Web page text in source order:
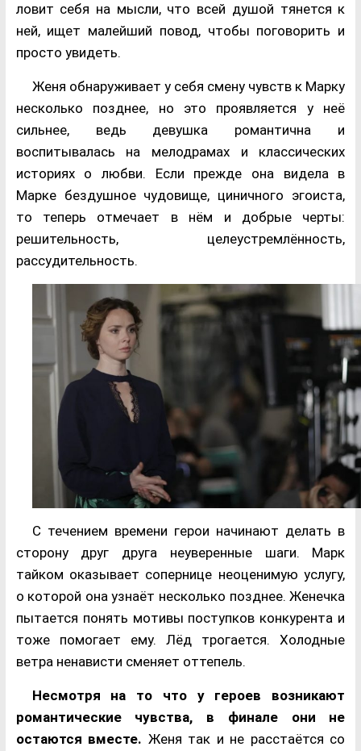
ловит себя на мысли, что всей душой тянется к
ней, ищет малейший повод, чтобы поговорить и
просто увидеть.
Женя обнаруживает у себя смену чувств к Марку
несколько позднее, но это проявляется у неё
сильнее, ведь девушка романтична и
воспитывалась на мелодрамах и классических
историях о любви. Если прежде она видела в
Марке бездушное чудовище, циничного эгоиста,
то теперь отмечает в нём и добрые черты:
решительность, целеустремлённость,
рассудительность.
С течением времени герои начинают делать в
сторону друг друга неуверенные шаги. Марк
тайком оказывает сопернице неоценимую услугу,
о которой она узнаёт несколько позднее. Женечка
пытается понять мотивы поступков конкурента и
тоже помогает ему. Лёд трогается. Холодные
ветра ненависти сменяет оттепель.
Несмотря на то что у героев возникают
романтические чувства, в финале они не
остаются вместе. Женя так и не расстаётся со